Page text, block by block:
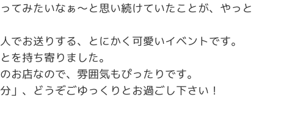
てみたいなぁ～と思い続けていたことが、やっと
でお送りする、とにかく可愛いイベントです。
を持ち寄りました。
お店なので、雰囲気もぴったりです。
」、どうぞごゆっくりとお過ごし下さい！